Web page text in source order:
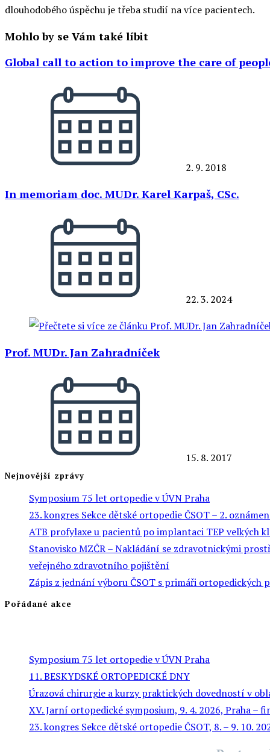
dlouhodobého úspěchu je třeba studií na více pacientech.
Mohlo by se Vám také líbit
Global call to action to improve the care of
2. 9. 2018
In memoriam doc. MUDr. Karel Karpaš, CSc.
22. 3. 2024
Prof. MUDr. Jan Zahradníček
15. 8. 2017
Nejnovější zprávy
Symposium 75 let ortopedie v ÚVN Praha
23. kongres Sekce dětské ortopedie ČSOT – 2.
ATB profylaxe u pacientů po implantaci TEP velkých
Stanovisko MZČR – Nakládání se zdravotnickými
veřejného zdravotního pojištění
Zápis z jednání výboru ČSOT s primáři ortopedických
Pořádané akce
Symposium 75 let ortopedie v ÚVN Praha
11. BESKYDSKÉ ORTOPEDICKÉ DNY
Úrazová chirurgie a kurzy praktických dovedností v
XV. Jarní ortopedické symposium, 9. 4. 2026, Praha –
23. kongres Sekce dětské ortopedie ČSOT, 8. – 9. 10.